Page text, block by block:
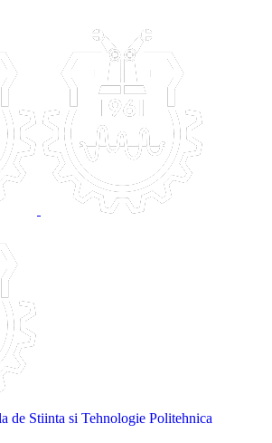
de Stiinta si Tehnologie Politehnica